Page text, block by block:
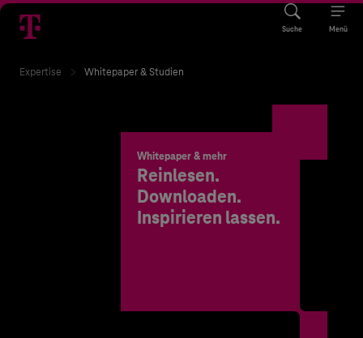
Suche Menü
Expertise Whitepaper & Studien
Whitepaper & mehr
Reinlesen.
Downloaden.
Inspirieren lassen.